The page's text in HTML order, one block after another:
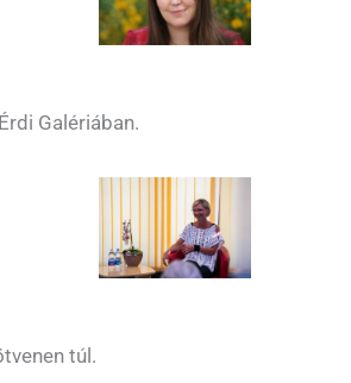
Galériában.
túl.